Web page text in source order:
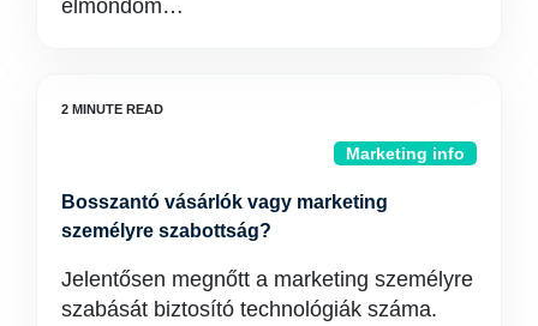
elmondom…
Marketing info
Bosszantó vásárlók vagy marketing
személyre szabottság?
Jelentősen megnőtt a marketing személyre
szabását biztosító technológiák száma.